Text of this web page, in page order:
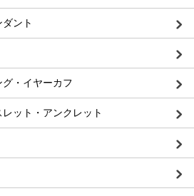
ント
・イヤーカフ
ット・アンクレット